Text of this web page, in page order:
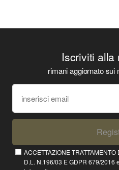
Iscriviti alla
rimani aggiornato sui
ACCETTAZIONE TRATTAMENTO
D.L. N.196/03 E GDPR 679/